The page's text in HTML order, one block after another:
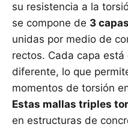
su resistencia a la
se compone de 3
unidas por medio de
rectos. Cada capa
diferente, lo que
momentos de torsión
Estas mallas triples
en estructuras de